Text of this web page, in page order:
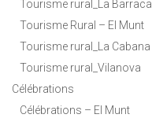
Tourisme rural_La Barraca
Tourisme Rural – El Munt
Tourisme rural_La Cabana
Tourisme rural_Vilanova
Célébrations
Célébrations – El Munt